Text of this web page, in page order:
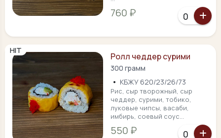
760 ₽
HIT
Ролл чеддер сурими
300 грамм
• КБЖУ 620/23/26/73
Рис, сыр творожный, сыр
чеддер, сурими, тобико,
луковые чипсы, васаби,
имбирь, соевый соус...
550 ₽